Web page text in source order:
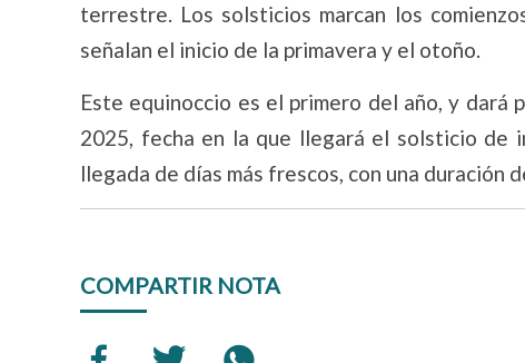
terrestre. Los solsticios marcan los
señalan el inicio de la primavera y el otoño.
Este equinoccio es el primero del año, y
2025, fecha en la que llegará el solsticio de
llegada de días más frescos, con una duración
COMPARTIR NOTA